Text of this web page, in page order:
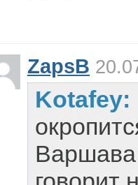
ZapsB
Kotafey: